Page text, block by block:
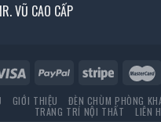
VŨ CAO CẤP
GIỚI THIỆU ĐÈN CHÙM PHÒNG
TRANG TRÍ NỘI THẤT LIÊN